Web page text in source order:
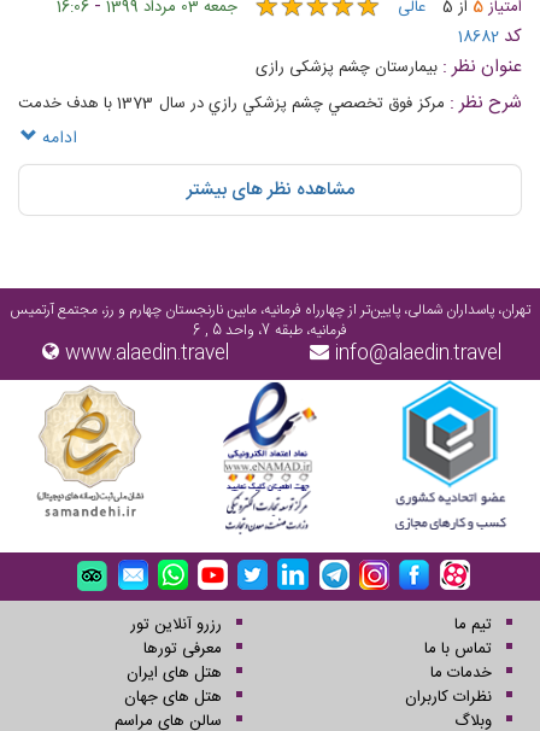
امتیاز5 از 5 عالی ★★★★★
★★★★★ جمعه 03 مرداد 1399 -
16:06
کد 18682
عنوان نظر : بیمارستان چشم پزشکی رازی
شرح نظر :
مرکز فوق تخصصي چشم پزشكي رازي در سال 1373 با هدف خدمت
رساني به بيماران با بهترين کيفيت و مطمئن ترين خدمات فعاليت خود را آغاز
نمود. اين مجموعه با برخورداري از استادان مجرب چشم پزشكي ايران، توانسته
است خدمات درماني مطلوبي را به همنوعان ايراني و غير ايراني ارائه دهد و
همواره در تمامي عرصه هاي علمي، عملي و تكنولوژيك برتري خود را در كشور و
ادامه
مشاهده نظر های بیشتر
تهران، پاسداران شمالی، پایین‌تر از چهارراه فرمانیه، مابین نارنجستان چهارم و رز، مجتمع آرتمیس
فرمانیه، طبقه 7، واحد 5 , 6
info@alaedin.travel
www.alaedin.travel
تیم ما
تماس با ما
خدمات ما
نظرات کاربران
وبلاگ
رزرو آنلاین تور
معرفی تورها
هتل های ایران
هتل های جهان
سالن های مراسم